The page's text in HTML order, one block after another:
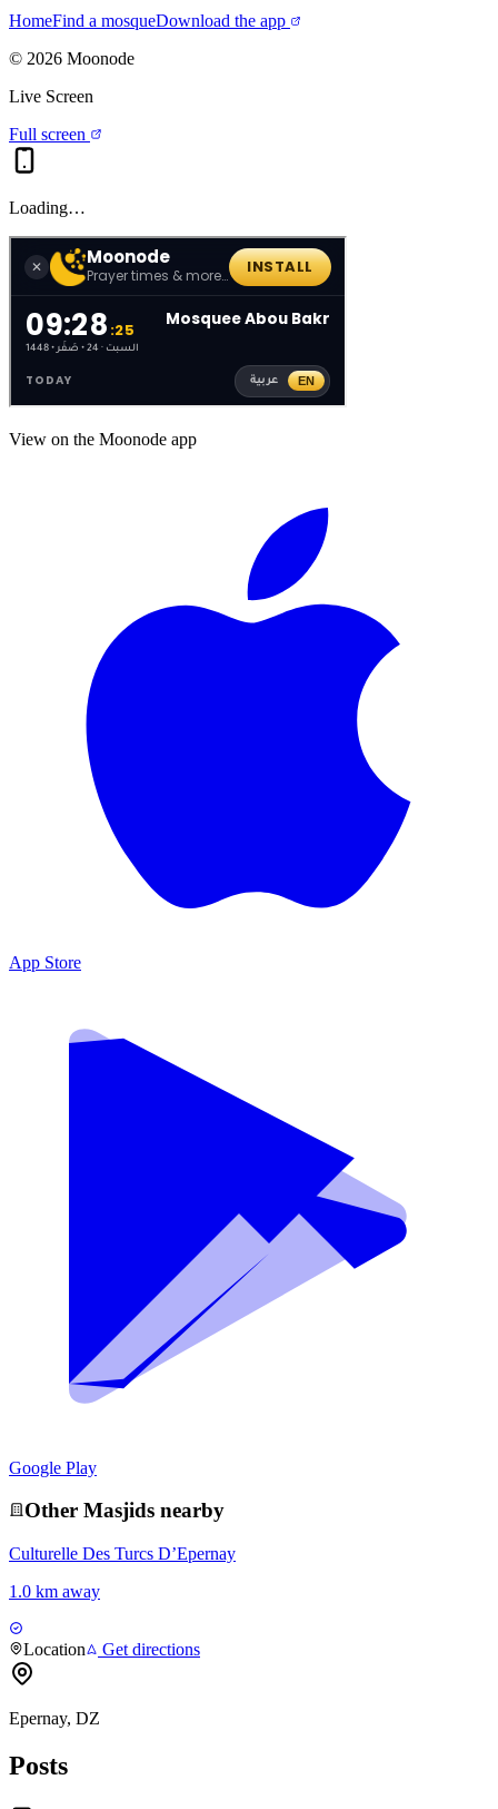
HomeFind a mosqueDownload the app
© 2026 Moonode
Live Screen
Full screen
Loading…
View on the Moonode app
App Store
Google Play
Other Masjids nearby
Culturelle Des Turcs D’Epernay
1.0 km away
Location Get directions
Epernay, DZ
Posts